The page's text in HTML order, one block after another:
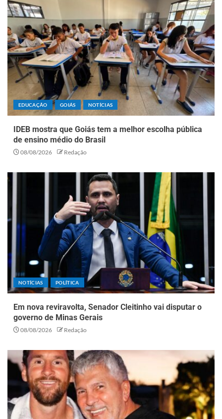
EDUCAÇÃO GOIÁS NOTÍCIAS
IDEB mostra que Goiás tem a melhor escolha pública
de ensino médio do Brasil
08/08/2026 Redação
NOTÍCIAS POLÍTICA
Em nova reviravolta, Senador Cleitinho vai disputar o
governo de Minas Gerais
08/08/2026 Redação